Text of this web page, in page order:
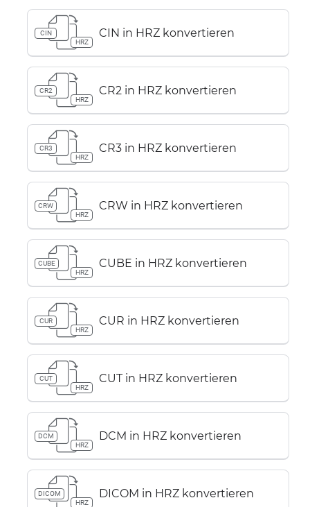
CIN
HRZ
CIN in HRZ konvertieren
CR2
HRZ
CR2 in HRZ konvertieren
CR3
HRZ
CR3 in HRZ konvertieren
CRW
HRZ
CRW in HRZ konvertieren
CUBE
HRZ
CUBE in HRZ konvertieren
CUR
HRZ
CUR in HRZ konvertieren
CUT
HRZ
CUT in HRZ konvertieren
DCM
HRZ
DCM in HRZ konvertieren
DICOM
HRZ
DICOM in HRZ konvertieren